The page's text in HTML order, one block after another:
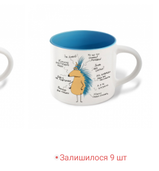
Залишилося 9 шт